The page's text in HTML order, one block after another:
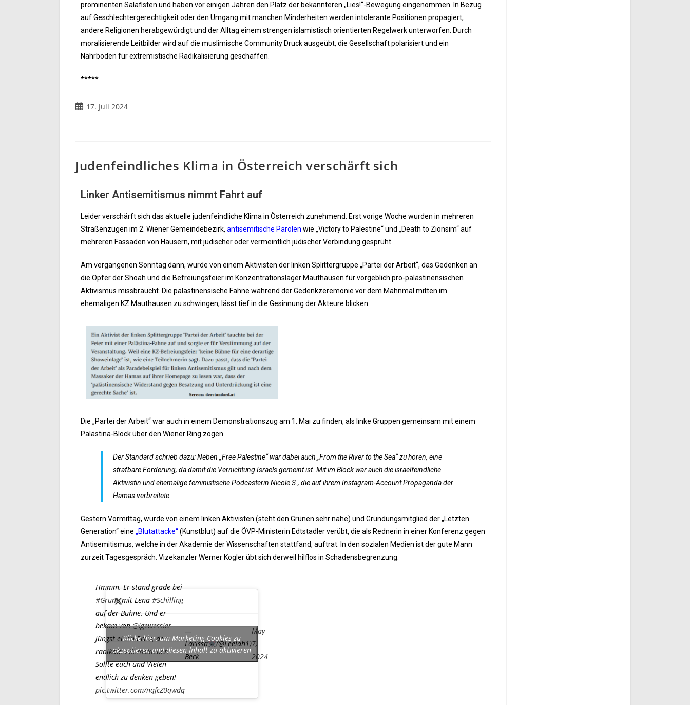
prominenten Salafisten und haben vor einigen Jahren den Platz der bekannteren „Lies!“-Bewegung eingenommen. In Bezug
auf Geschlechtergerechtigkeit oder den Umgang mit manchen Minderheiten werden intolerante Positionen propagiert,
andere Religionen herabgewürdigt und der Alltag einem strengen islamistisch orientierten Regelwerk unterworfen. Durch
moralisierende Leitbilder wird auf die muslimische Community Druck ausgeübt, die Gesellschaft polarisiert und ein
Nährboden für extremistische Radikalisierung geschaffen.
*****
17. Juli 2024
Judenfeindliches Klima in Österreich verschärft sich
Linker Antisemitismus nimmt Fahrt auf
Leider verschärft sich das aktuelle judenfeindliche Klima in Österreich zunehmend. Erst vorige Woche wurden in mehreren
Straßenzügen im 2. Wiener Gemeindebezirk, antisemitische Parolen wie „Victory to Palestine“ und „Death to Zionsim“ auf
mehreren Fassaden von Häusern, mit jüdischer oder vermeintlich jüdischer Verbindung gesprüht.
Am vergangenen Sonntag dann, wurde von einem Aktivisten der linken Splittergruppe „Partei der Arbeit“, das Gedenken an
die Opfer der Shoah und die Befreiungsfeier im Konzentrationslager Mauthausen für vorgeblich pro-palästinensischen
Aktivismus missbraucht. Die palästinensische Fahne während der Gedenkzeremonie vor dem Mahnmal mitten im
ehemaligen KZ Mauthausen zu schwingen, lässt tief in die Gesinnung der Akteure blicken.
Die „Partei der Arbeit“ war auch in einem Demonstrationszug am 1. Mai zu finden, als linke Gruppen gemeinsam mit einem
Palästina-Block über den Wiener Ring zogen.
Der Standard schrieb dazu: Neben „Free Palestine“ war dabei auch „From the River to the Sea“ zu hören, eine
strafbare Forderung, da damit die Vernichtung Israels gemeint ist. Mit im Block war auch die israelfeindliche
Aktivistin und ehemalige feministische Podcasterin Nicole S., die auf ihrem Instagram-Account Propaganda der
Hamas verbreitete.
Gestern Vormittag, wurde von einem linken Aktivisten (steht den Grünen sehr nahe) und Gründungsmitglied der „Letzten
Generation“ eine „Blutattacke“(Kunstblut) auf die ÖVP-Ministerin Edtstadler verübt, die als Rednerin in einer Konferenz gegen
Antisemitismus, welche in der Akademie der Wissenschaften stattfand, auftrat. In den sozialen Medien ist der gute Mann
zurzeit Tagesgespräch. Vizekanzler Werner Kogler übt sich derweil hilflos in Schadensbegrenzung.
Hmmm. Er stand grade bei
#Grünemit Lena#Schilling
auf der Bühne. Und er
bekam von@lgewessler
jüngst einen Preis, der
radikale#Klimakleber.
Sollte euch und Vielen
endlich zu denken geben!
pic.twitter.com/nqfcZ0qwdq
—
Larissa
Beck
(@Leelah1)
May
7,
2024
Klicke hier, um Marketing-Cookies zu
akzeptieren und diesen Inhalt zu aktivieren